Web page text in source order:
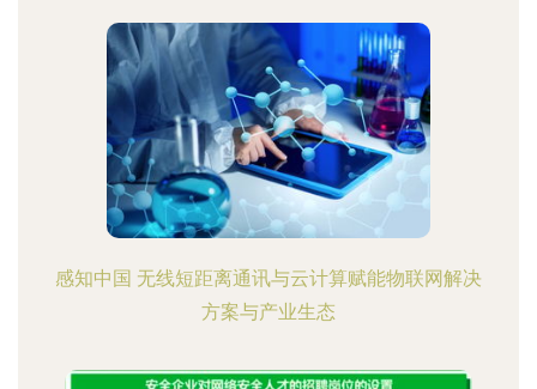
感知中国 无线短距离通讯与云计算赋能物联网解决
方案与产业生态